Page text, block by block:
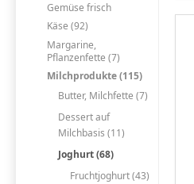
Gemüse frisch
Käse (92)
Margarine,
Pflanzenfette (7)
Milchprodukte (115)
Butter, Milchfette (7)
Dessert auf
Milchbasis (11)
Joghurt (68)
Fruchtjoghurt (43)